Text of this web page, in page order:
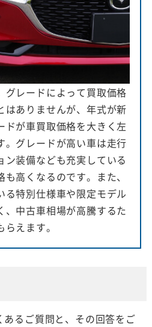
グレードによって買取価格
はありませんが、年式が新
ドが車買取価格を大きく左
。グレードが高い車は走行
ン装備なども充実している
高くなるのです。また、
る特別仕様車や限定モデル
、中古車相場が高騰するた
えます。
るご質問と、その回答をご